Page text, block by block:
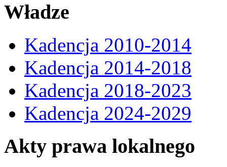
Władze
Kadencja 2010-2014
Kadencja 2014-2018
Kadencja 2018-2023
Kadencja 2024-2029
Akty prawa lokalnego